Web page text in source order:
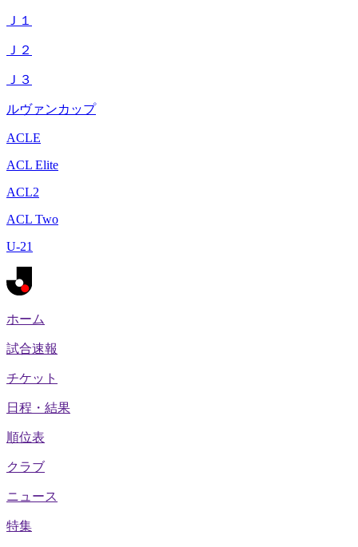
Ｊ１
Ｊ２
Ｊ３
ルヴァンカップ
ACLE
ACL Elite
ACL2
ACL Two
U-21
ホーム
試合速報
チケット
日程・結果
順位表
クラブ
ニュース
特集